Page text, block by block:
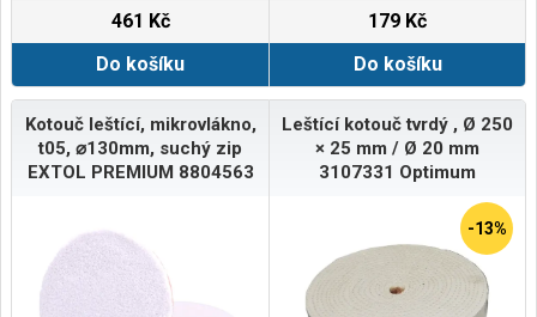
461 Kč
Do košíku
179 Kč
Do košíku
Kotouč leštící, mikrovlákno,
t05, ⌀130mm, suchý zip
EXTOL PREMIUM 8804563
Leštící kotouč tvrdý , Ø 250
× 25 mm / Ø 20 mm
3107331 Optimum
-13%